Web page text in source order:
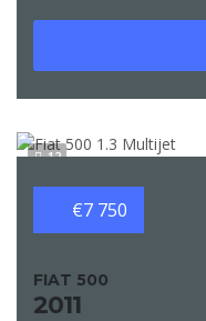
12
€7 750
FIAT 500
2011